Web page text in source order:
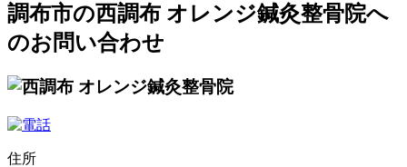
調布市の西調布 オレンジ鍼灸整骨院へ
のお問い合わせ
住所